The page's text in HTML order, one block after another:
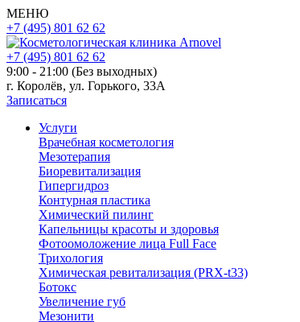
МЕНЮ
+7 (495) 801 62 62
+7 (495) 801 62 62
9:00 - 21:00 (Без выходных)
г. Королёв, ул. Горького, 33А
Записаться
Услуги
Врачебная косметология
Мезотерапия
Биоревитализация
Гипергидроз
Контурная пластика
Химический пилинг
Капельницы красоты и здоровья
Фотоомоложение лица Full Face
Трихология
Химическая ревитализация (PRX-t33)
Ботокс
Увеличение губ
Мезонити